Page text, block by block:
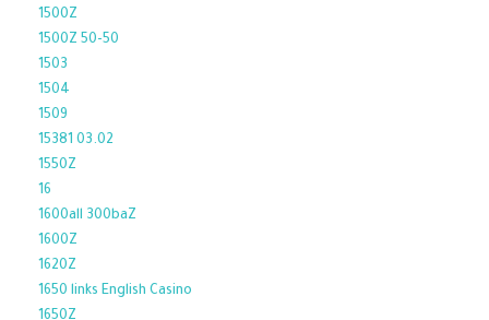
1500Z
1500Z 50-50
1503
1504
1509
15381 03.02
1550Z
16
1600all 300baZ
1600Z
1620Z
1650 links English Casino
1650Z